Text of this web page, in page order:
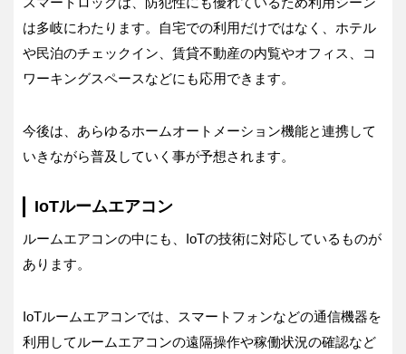
は多岐にわたります。自宅での利用だけではなく、ホテル
や民泊のチェックイン、賃貸不動産の内覧やオフィス、コ
ワーキングスペースなどにも応用できます。
今後は、あらゆるホームオートメーション機能と連携して
いきながら普及していく事が予想されます。
IoTルームエアコン
ルームエアコンの中にも、IoTの技術に対応しているものが
あります。
IoTルームエアコンでは、スマートフォンなどの通信機器を
利用してルームエアコンの遠隔操作や稼働状況の確認など